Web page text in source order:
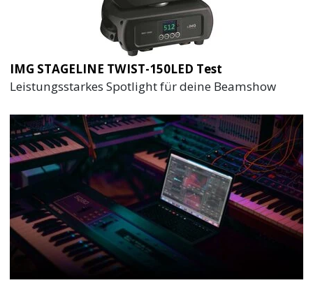
IMG STAGELINE TWIST-150LED Test
Leistungsstarkes Spotlight für deine Beamshow